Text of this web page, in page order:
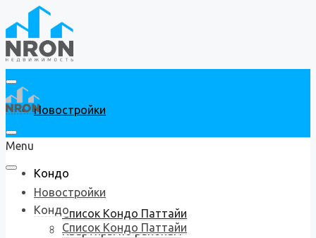
Новостройки
Кондо
Список Кондо Паттайи
Квартиры по районам
Menu
Новостройки
Кондо
Список Кондо Паттайи